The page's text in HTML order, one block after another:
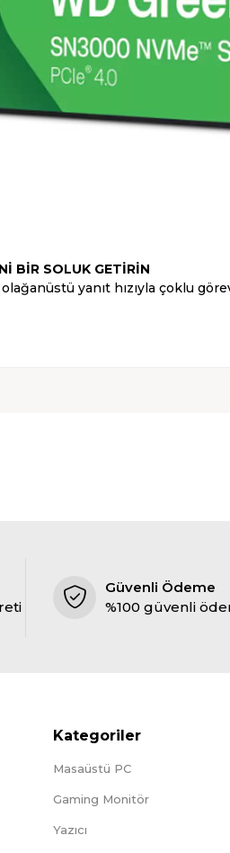
BİR SOLUK GETİRİN
yanıt hızıyla çoklu
Güvenli Ödeme
%100 güvenli
Kategoriler
Masaüstü PC
Gaming Monitör
Yazıcı